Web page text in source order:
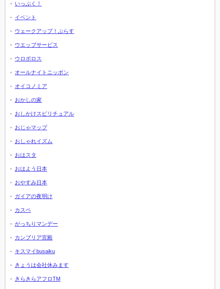
いっぷく！
イベント
ウェークアップ！ぷらす
ウエッブサービス
ウロボロス
オールナイトニッポン
オイコノミア
おかしの家
おしかけスピリチュアル
おじゃマップ
おしゃれイズム
おはスタ
おはよう日本
おやすみ日本
ガイアの夜明け
カスペ
がっちりマンデー
カンブリア宮殿
キスマイbusaiku
きょうは会社休みます
きらきらアフロTM